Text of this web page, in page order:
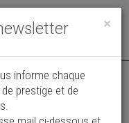
Toggle
il y a 54 jours )
1500
×
informe chaque
prestige et de